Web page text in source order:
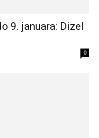
9. januara: Dizel
0